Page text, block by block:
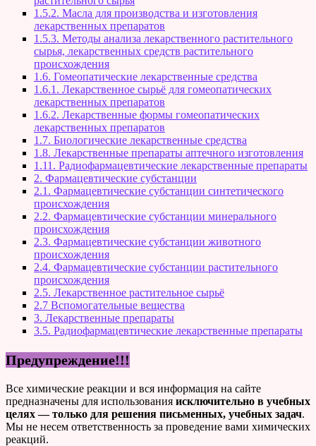
1.5.2. Масла для производства и изготовления
лекарственных препаратов
1.5.3. Методы анализа лекарственного растительного
сырья, лекарственных средств растительного
происхождения
1.6. Гомеопатические лекарственные средства
1.6.1. Лекарственное сырьё для гомеопатических
лекарственных препаратов
1.6.2. Лекарственные формы гомеопатических
лекарственных препаратов
1.7. Биологические лекарственные средства
1.8. Лекарственные препараты аптечного изготовления
1.11. Радиофармацевтические лекарственные препараты
2. Фармацевтические субстанции
2.1. Фармацевтические субстанции синтетического
происхождения
2.2. Фармацевтические субстанции минерального
происхождения
2.3. Фармацевтические субстанции животного
происхождения
2.4. Фармацевтические субстанции растительного
происхождения
2.5. Лекарственное растительное сырьё
2.7 Вспомогательные вещества
3. Лекарственные препараты
3.5. Радиофармацевтические лекарственные препараты
Предупреждение!!!
Все химические реакции и вся информация на сайте
предназначены для использования исключительно в учебных
целях — только для решения письменных, учебных задач.
Мы не несем ответственность за проведение вами химических
реакций.